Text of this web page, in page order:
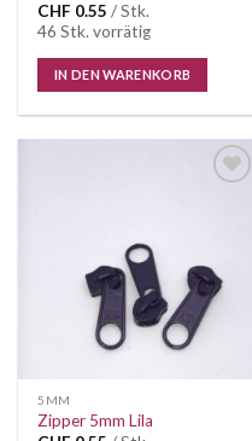
CHF 0.55 / Stk.
46 Stk. vorrätig
IN DEN WARENKORB
5MM
Zipper 5mm Lila